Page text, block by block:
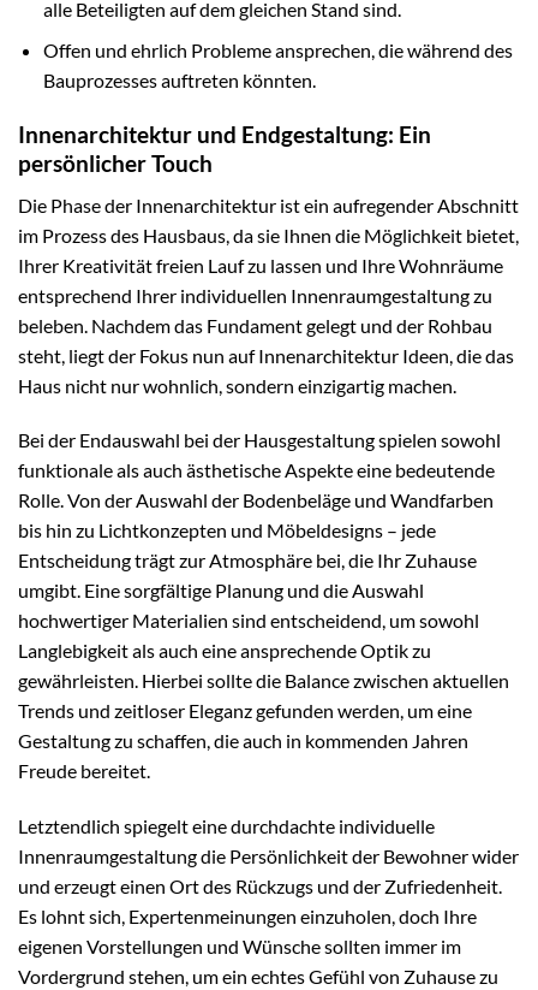
alle Beteiligten auf dem gleichen Stand sind.
Offen und ehrlich Probleme ansprechen, die während des
Bauprozesses auftreten könnten.
Innenarchitektur und Endgestaltung: Ein
persönlicher Touch
Die Phase der Innenarchitektur ist ein aufregender Abschnitt
im Prozess des Hausbaus, da sie Ihnen die Möglichkeit bietet,
Ihrer Kreativität freien Lauf zu lassen und Ihre Wohnräume
entsprechend Ihrer individuellen Innenraumgestaltung zu
beleben. Nachdem das Fundament gelegt und der Rohbau
steht, liegt der Fokus nun auf Innenarchitektur Ideen, die das
Haus nicht nur wohnlich, sondern einzigartig machen.
Bei der Endauswahl bei der Hausgestaltung spielen sowohl
funktionale als auch ästhetische Aspekte eine bedeutende
Rolle. Von der Auswahl der Bodenbeläge und Wandfarben
bis hin zu Lichtkonzepten und Möbeldesigns – jede
Entscheidung trägt zur Atmosphäre bei, die Ihr Zuhause
umgibt. Eine sorgfältige Planung und die Auswahl
hochwertiger Materialien sind entscheidend, um sowohl
Langlebigkeit als auch eine ansprechende Optik zu
gewährleisten. Hierbei sollte die Balance zwischen aktuellen
Trends und zeitloser Eleganz gefunden werden, um eine
Gestaltung zu schaffen, die auch in kommenden Jahren
Freude bereitet.
Letztendlich spiegelt eine durchdachte individuelle
Innenraumgestaltung die Persönlichkeit der Bewohner wider
und erzeugt einen Ort des Rückzugs und der Zufriedenheit.
Es lohnt sich, Expertenmeinungen einzuholen, doch Ihre
eigenen Vorstellungen und Wünsche sollten immer im
Vordergrund stehen, um ein echtes Gefühl von Zuhause zu